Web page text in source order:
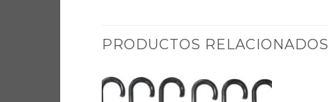
PRODUCTOS RELACIONADOS